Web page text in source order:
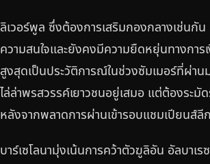
ลิเวอร์พูล ซึ่งต้องการเสริมกองกลางเช่นกั
ความสนใจและยังคงมีความยืดหยุ่นทางการ
สูงสุดเป็นประวัติการณ์ในช่วงซัมเมอร์ที่ผ่าน
ไล่ล่าพรสวรรค์เยาวชนอยู่เสมอ แต่ต้องระมั
หลังจากพลาดการผ่านเข้ารอบแชมเปียนส์ลีก
บาร์เซโลนามุ่งเน้นการคว้าตัวฆูลิอัน อัลบาเร